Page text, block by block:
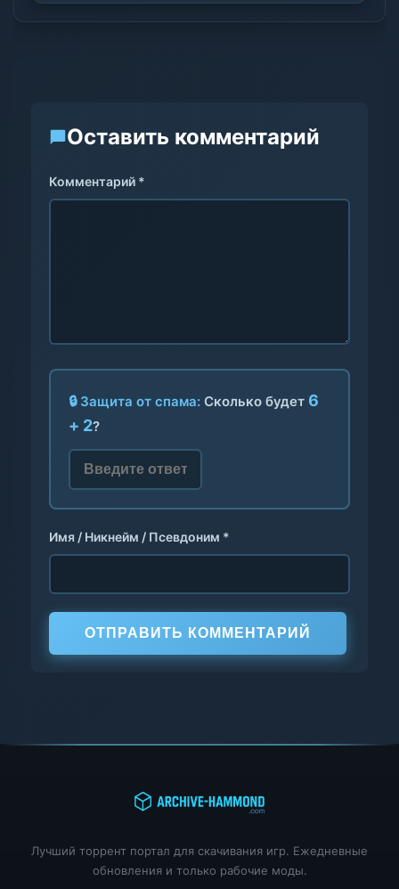
Оставить комментарий
Комментарий *
🔒 Защита от спама: Сколько будет 6
+ 2?
Имя / Никнейм / Псевдоним *
ОТПРАВИТЬ КОММЕНТАРИЙ
Лучший торрент портал для скачивания игр. Ежедневные
обновления и только рабочие моды.